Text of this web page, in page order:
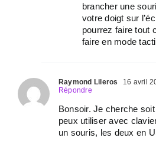
brancher une
votre doigt sur
pourrez faire tout
faire en mode
Raymond Lileros 16 avril
Répondre
Bonsoir. Je cherche
peux utiliser avec
un souris, les deux en